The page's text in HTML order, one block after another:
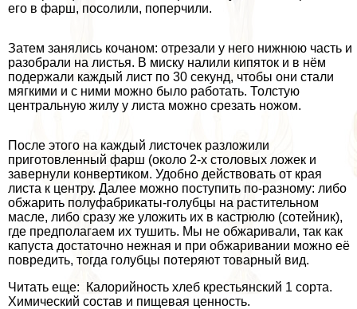
его в фарш, посолили, поперчили.
Затем занялись кочаном: отрезали у него нижнюю часть и
разобрали на листья. В миску налили кипяток и в нём
подержали каждый лист по 30 секунд, чтобы они стали
мягкими и с ними можно было работать. Толстую
центральную жилу у листа можно срезать ножом.
После этого на каждый листочек разложили
приготовленный фарш (около 2-х столовых ложек и
завернули конвертиком. Удобно действовать от края
листа к центру. Далее можно поступить по-разному: либо
обжарить полуфабрикаты-гoлyбцы на растительном
масле, либо сразу же уложить их в кастрюлю (сотейник),
где предполагаем их тушить. Мы не обжаривали, так как
капуста достаточно нежная и при обжаривании можно её
повредить, тогда гoлyбцы потеряют товарный вид.
Читать еще: Калорийность хлеб крестьянский 1 сорта.
Химический состав и пищевая ценность.